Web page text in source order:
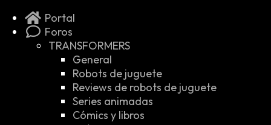
Portal
Foros
TRANSFORMERS
General
Robots de juguete
Reviews de robots de juguete
Series animadas
Cómics y libros